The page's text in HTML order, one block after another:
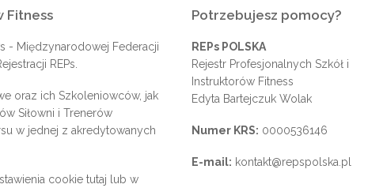
Fitness
- Międzynarodowej Federacji
REPs.
oraz ich Szkoleniowców, jak
Siłowni i Trenerów
w jednej z akredytowanych
cookie tutaj lub w
Potrzebujesz pomocy?
REPs POLSKA
Rejestr Profesjonalnych Szkół i
Instruktorów Fitness
Edyta Bartejczuk Wolak
Numer KRS: 0000536146
E-mail: kontakt@repspolska.pl